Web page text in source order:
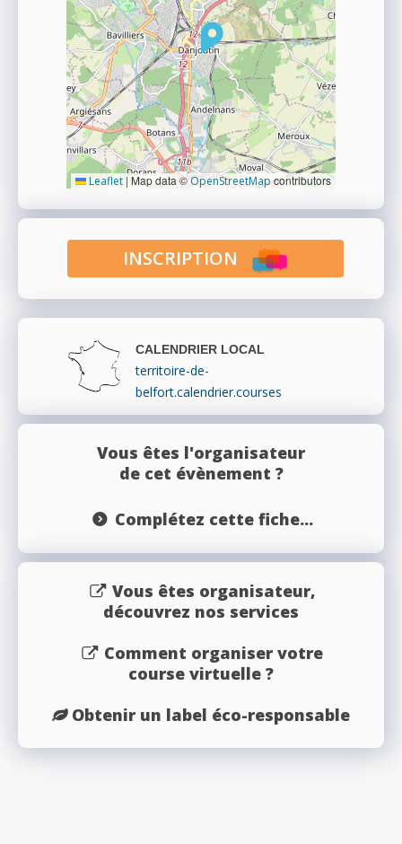
Leaflet |Map data ©OpenStreetMapcontributors
INSCRIPTION
CALENDRIER LOCAL
territoire-de-
belfort.calendrier.courses
Vous êtes l'organisateur
de cet évènement ?
Complétez cette fiche...
Vous êtes organisateur,
découvrez nos services
Comment organiser votre
course virtuelle ?
Obtenir un label éco-responsable